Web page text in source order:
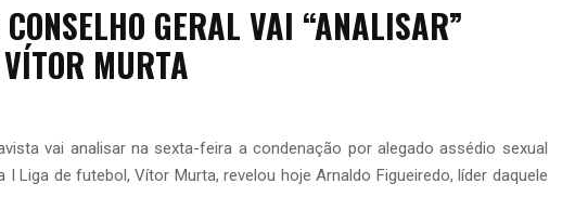
GERAL VAI “ANALISAR”
MURTA
vai analisar na sexta-feira a condenação por alegado assédio sexual
I Liga de futebol, Vítor Murta, revelou hoje Arnaldo Figueiredo, líder daquele